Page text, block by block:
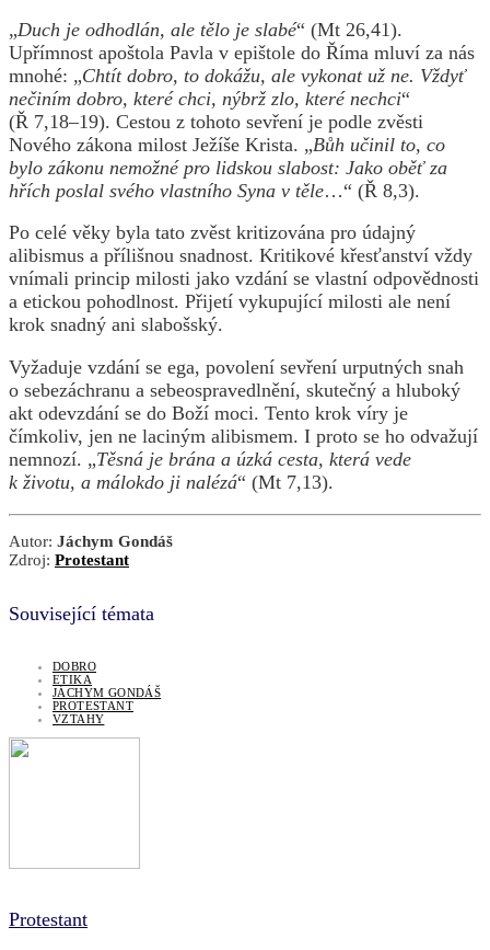
„Duch je odhodlán, ale tělo je slabé“ (Mt 26,41).
Upřímnost apoštola Pavla v epištole do Říma mluví za nás
mnohé: „Chtít dobro, to dokážu, ale vykonat už ne. Vždyť
nečiním dobro, které chci, nýbrž zlo, které nechci“
(Ř 7,18–19). Cestou z tohoto sevření je podle zvěsti
Nového zákona milost Ježíše Krista. „Bůh učinil to, co
bylo zákonu nemožné pro lidskou slabost: Jako oběť za
hřích poslal svého vlastního Syna v těle…“ (Ř 8,3).
Po celé věky byla tato zvěst kritizována pro údajný
alibismus a přílišnou snadnost. Kritikové křesťanství vždy
vnímali princip milosti jako vzdání se vlastní odpovědnosti
a etickou pohodlnost. Přijetí vykupující milosti ale není
krok snadný ani slabošský.
Vyžaduje vzdání se ega, povolení sevření urputných snah
o sebezáchranu a sebeospravedlnění, skutečný a hluboký
akt odevzdání se do Boží moci. Tento krok víry je
čímkoliv, jen ne laciným alibismem. I proto se ho odvažují
nemnozí. „Těsná je brána a úzká cesta, která vede
k životu, a málokdo ji nalézá“ (Mt 7,13).
Autor: Jáchym Gondáš
Zdroj: Protestant
Související témata
DOBRO
ETIKA
JÁCHYM GONDÁŠ
PROTESTANT
VZTAHY
Protestant